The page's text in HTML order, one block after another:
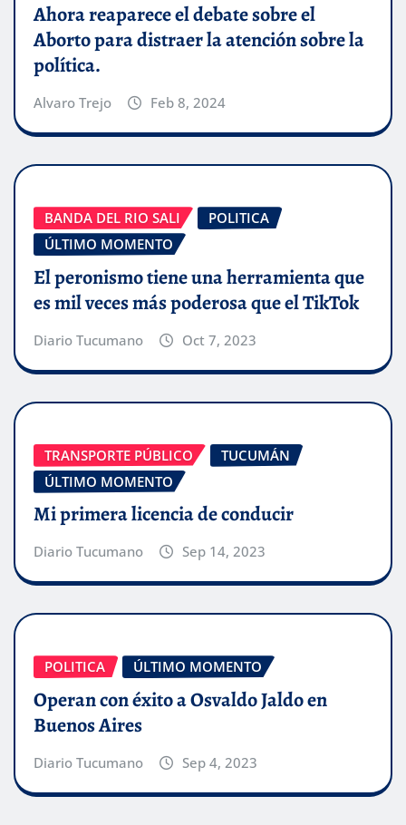
Ahora reaparece el debate sobre el
Aborto para distraer la atención sobre la
política.
Alvaro Trejo Feb 8, 2024
BANDA DEL RIO SALI
POLITICA
ÚLTIMO MOMENTO
El peronismo tiene una herramienta que
es mil veces más poderosa que el TikTok
Diario Tucumano Oct 7, 2023
TRANSPORTE PÚBLICO
TUCUMÁN
ÚLTIMO MOMENTO
Mi primera licencia de conducir
Diario Tucumano Sep 14, 2023
POLITICA ÚLTIMO MOMENTO
Operan con éxito a Osvaldo Jaldo en
Buenos Aires
Diario Tucumano Sep 4, 2023